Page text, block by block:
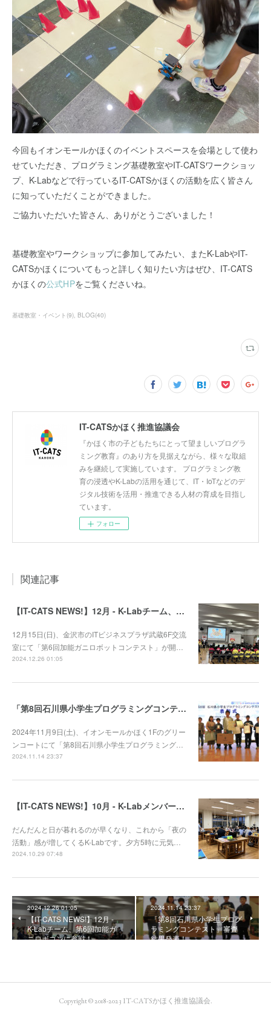
今回もイオンモールかほくのイベントスペースを会場として使わ
せていただき、プログラミング基礎教室やIT-CATSワークショッ
プ、K-Labなどで行っているIT-CATSかほくの活動を広く皆さん
に知っていただくことができました。
ご協力いただいた皆さん、ありがとうございました！
基礎教室やワークショップに参加してみたい、またK-LabやIT-
CATSかほくについてもっと詳しく知りたい方はぜひ、IT-CATS
かほくの公式HPをご覧くださいね。
基礎教室・イベント (9) BLOG(40)
IT-CATSかほく推進協議会
『かほく市の子どもたちにとって望ましいプログラ
ミング教育』のあり方を見据えながら、様々な取組
みを継続して実施しています。 プログラミング教
育の浸透やK-Labの活用を通じて、IT・IoTなどのデ
ジタル技術を活用・推進できる人材の育成を目指し
ています。
フォロー
関連記事
【IT-CATS NEWS!】12月 - K-Labチーム、第6回加能ガニロボコンに参戦！
12月15日(日)、金沢市のITビジネスプラザ武蔵6F交流
室にて「第6回加能ガニロボットコンテスト」が開…
2024.12.26 01:05
「第8回石川県小学生プログラミングコンテスト」審査結果発表！
2024年11月9日(土)、イオンモールかほく1Fのグリー
ンコートにて「第8回石川県小学生プログラミング…
2024.11.14 23:37
【IT-CATS NEWS!】10月 - K-Labメンバーの多彩な活動をご紹介！
だんだんと日が暮れるのが早くなり、これから「夜の
活動」感が増してくるK-Labです。夕方5時に元気…
2024.10.29 07:48
2024.12.26 01:05
【IT-CATS NEWS!】12月 -
K-Labチーム、第6回加能ガ
ニロボコンに参戦！
2024.11.14 23:37
「第8回石川県小学生プログ
ラミングコンテスト」審査
結果発表！
Copyright © 2018-2023 IT-CATSかほく推進協議会.